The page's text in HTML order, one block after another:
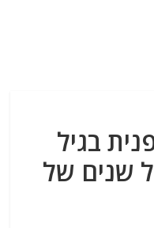
בגיל
שנים של